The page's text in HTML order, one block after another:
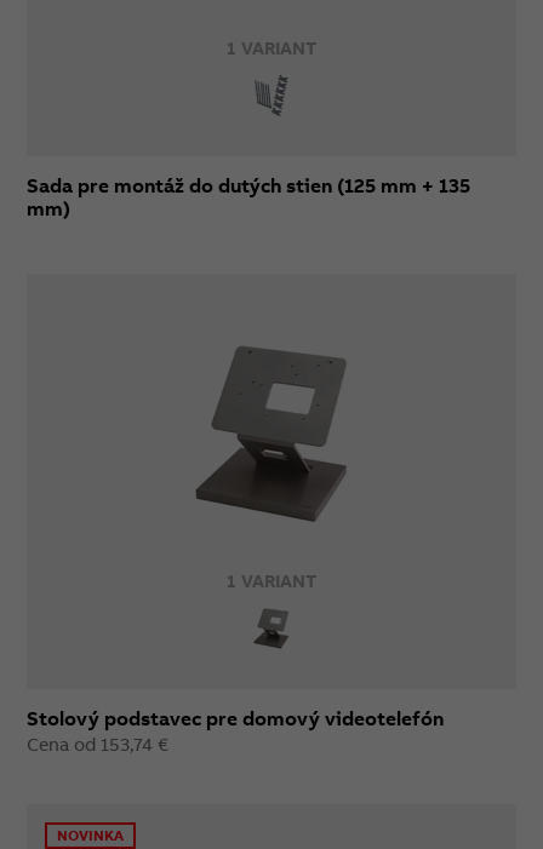
1 VARIANT
Sada pre montáž do dutých stien (125 mm + 135
mm)
1 VARIANT
Stolový podstavec pre domový videotelefón
Cena od 153,74 €
NOVINKA